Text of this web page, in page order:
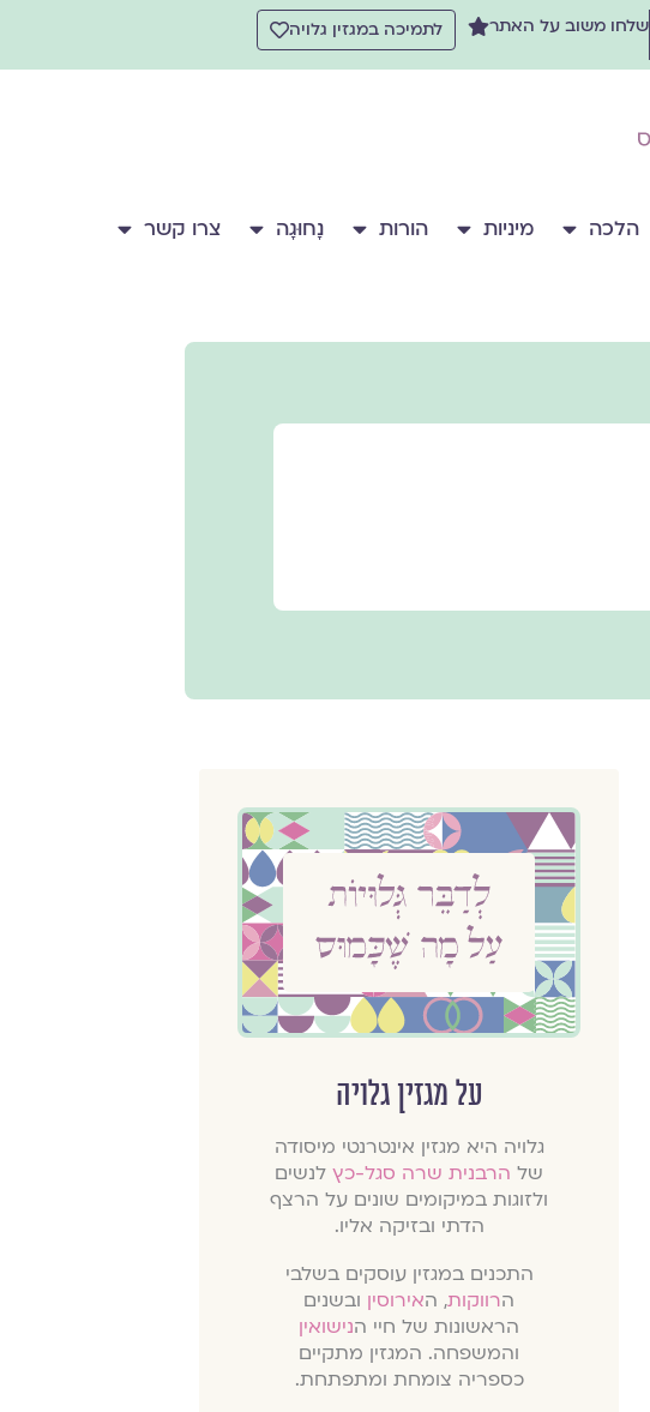
שלחו משוב על האתר לתמיכה במגזין גלויה
הלכה מיניות הורות נָחוּגָה צרו קשר
על מגזין גלויה
גלויה היא מגזין אינטרנטי מיסודה
של הרבנית שרה סגל-כץ לנשים
ולזוגות במיקומים שונים על הרצף
הדתי ובזיקה אליו.
התכנים במגזין עוסקים בשלבי
הרווקות, האירוסין ובשנים
הראשונות של חיי הנישואין
והמשפחה. המגזין מתקיים
כספריה צומחת ומתפתחת.